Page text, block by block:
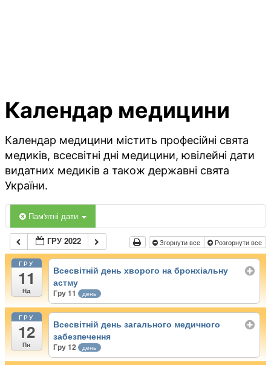
Календар медицини
Календар медицини містить професійні свята
медиків, всесвітні дні медицини, ювілейні дати
видатних медиків а також державні свята
України.
Пам'ятні дати
ГРУ 2022 Згорнути все Розгорнути все
ГРУ
11
Нд
Всесвітній день хворого на бронхіальну
астму
Гру 11 день
ГРУ
12
Пн
Всесвітній день загального медичного
забезпечення
Гру 12 день